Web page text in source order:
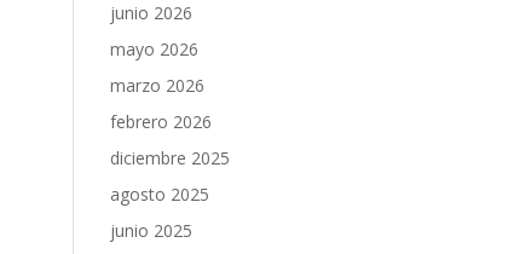
junio 2026
mayo 2026
marzo 2026
febrero 2026
diciembre 2025
agosto 2025
junio 2025